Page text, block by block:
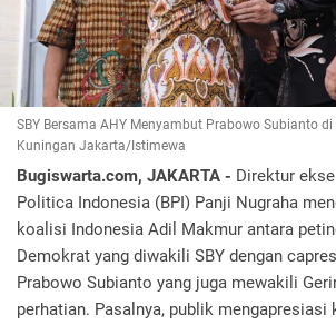
SBY Bersama AHY Menyambut Prabowo Subianto di
Kuningan Jakarta/Istimewa
Bugiswarta.com, JAKARTA - Direktur
Politica Indonesia (BPI) Panji Nugraha
koalisi Indonesia Adil Makmur antara
Demokrat yang diwakili SBY dengan
Prabowo Subianto yang juga mewakili
perhatian. Pasalnya, publik mengapresiasi